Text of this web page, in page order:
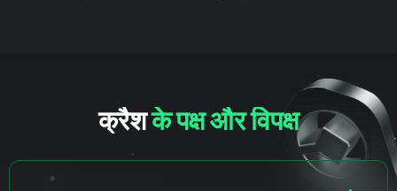
क्रैशके पक्ष और विपक्ष